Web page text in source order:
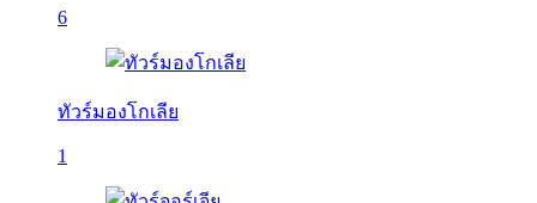
6
ทัวร์มองโกเลีย
1